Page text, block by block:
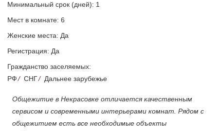
Минимальный срок (дней): 1
Мест в комнате: 6
Женские места: Да
Регистрация: Да
Гражданство заселяемых:
РФ/ СНГ/ Дальнее зарубежье
Общежитие в Некрасовке отличается качественным
сервисом и современными интерьерами комнат. Рядом с
общежитием есть все необходимые объекты